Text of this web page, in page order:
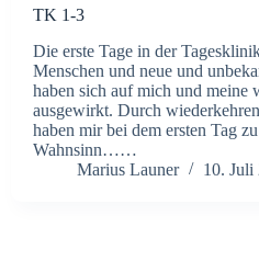
TK 1-3
Die erste Tage in der
Menschen und neue und
haben sich auf mich und meine
ausgewirkt. Durch
haben mir bei dem ersten Tag
Wahnsinn……
Marius Launer
10. Juli